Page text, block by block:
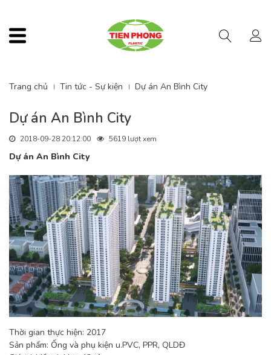
Trang chủ Tin tức - Sự kiện Dự án An Bình City
Dự án An Bình City
2018-09-28 20:12:00 5619 lượt xem
Dự án An Bình City
Thời gian thực hiện: 2017
Sản phẩm: Ống và phụ kiện u.PVC, PPR, QLDĐ